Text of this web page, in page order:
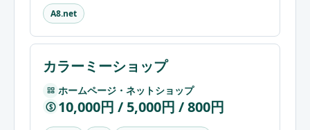
A8.net
カラーミーショップ
ホームページ・ネットショップ
$ 10,000円 / 5,000円 / 800円